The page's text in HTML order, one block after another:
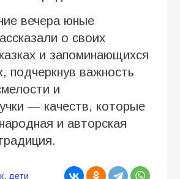
вечера юные
о своих
и запоминающихся
подчеркнув важность
и
— качеств, которые
и авторская
, дети